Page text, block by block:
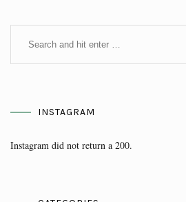
INSTAGRAM
Instagram did not return a 200.